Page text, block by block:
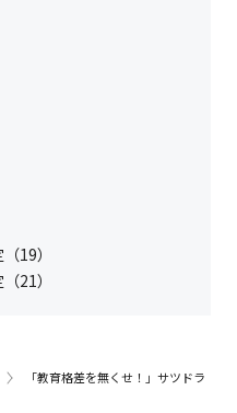
19）
21）
「教育格差を無くせ！」サツドラ